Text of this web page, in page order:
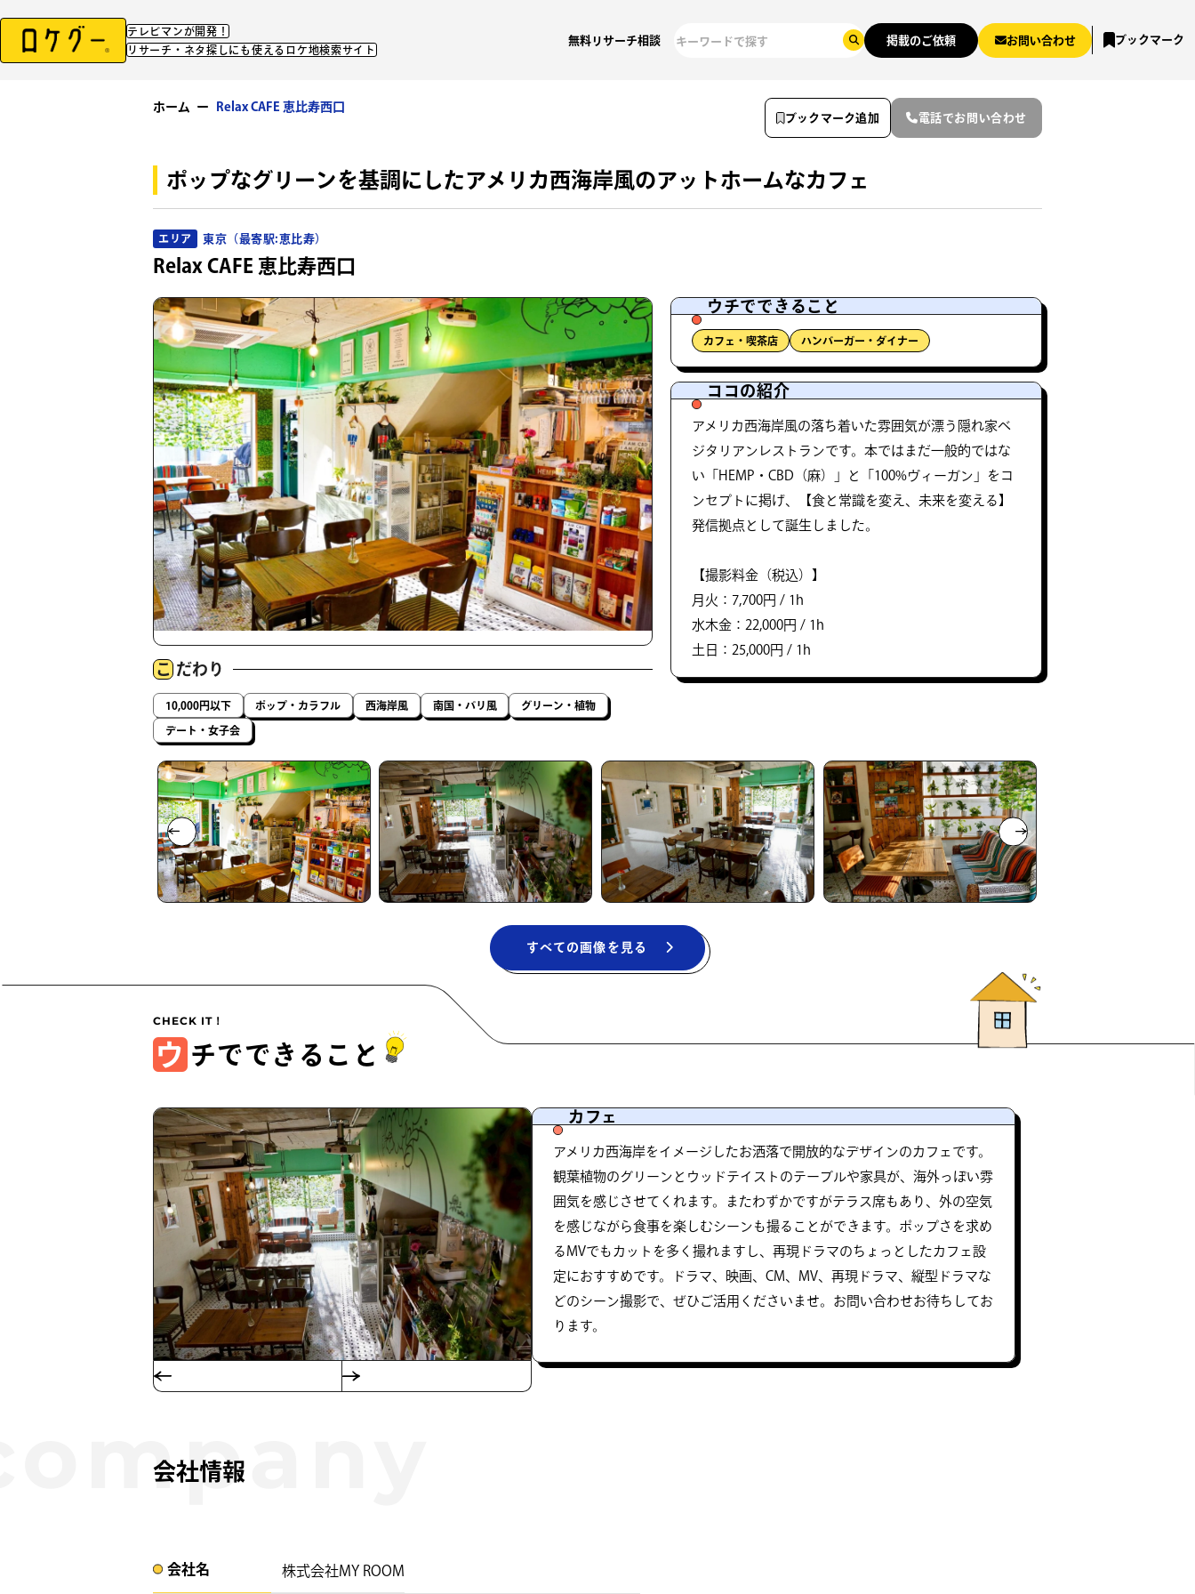
テレビマンが開発！
リサーチ・ネタ探しにも使えるロケ地検索サイト
無料リサーチ相談 掲載のご依頼 お問い合わせ ブックマーク
ホーム ー Relax CAFE 恵比寿西口
ポップなグリーンを基調にしたアメリカ西海岸風のアットホームなカフェ
エリア 東京（最寄駅:恵比寿）
Relax CAFE 恵比寿西口
こ だわり
10,000円以下 ポップ・カラフル 西海岸風 南国・バリ風 グリーン・植物
デート・女子会
ウチでできること
カフェ・喫茶店 ハンバーガー・ダイナー
ココの紹介
アメリカ西海岸風の落ち着いた雰囲気が漂う隠れ家ベ
ジタリアンレストランです。本ではまだ一般的ではな
い「HEMP・CBD（麻）」と「100%ヴィーガン」をコ
ンセプトに掲げ、【食と常識を変え、未来を変える】
発信拠点として誕生しました。
【撮影料金（税込）】
月火：7,700円 / 1h
水木金：22,000円 / 1h
土日：25,000円 / 1h
すべての画像を見る
ウ チでできること
カフェ
アメリカ西海岸をイメージしたお洒落で開放的なデザインのカフェです。
観葉植物のグリーンとウッドテイストのテーブルや家具が、海外っぽい雰
囲気を感じさせてくれます。またわずかですがテラス席もあり、外の空気
を感じながら食事を楽しむシーンも撮ることができます。ポップさを求め
るMVでもカットを多く撮れますし、再現ドラマのちょっとしたカフェ設
定におすすめです。ドラマ、映画、CM、MV、再現ドラマ、縦型ドラマな
どのシーン撮影で、ぜひご活用くださいませ。お問い合わせお待ちしてお
ります。
会社情報
会社名​ 株式会社MY ROOM​
ブックマーク追加 電話でお問い合わせ